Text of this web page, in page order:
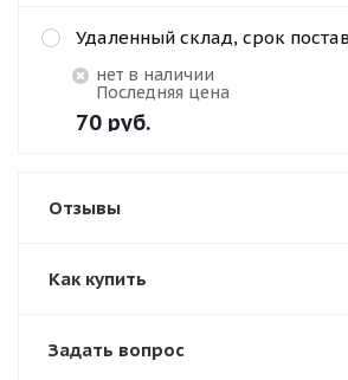
Удаленный склад, срок
Нет в наличии
Последняя цена
70 руб.
Отзывы
Как купить
Задать вопрос